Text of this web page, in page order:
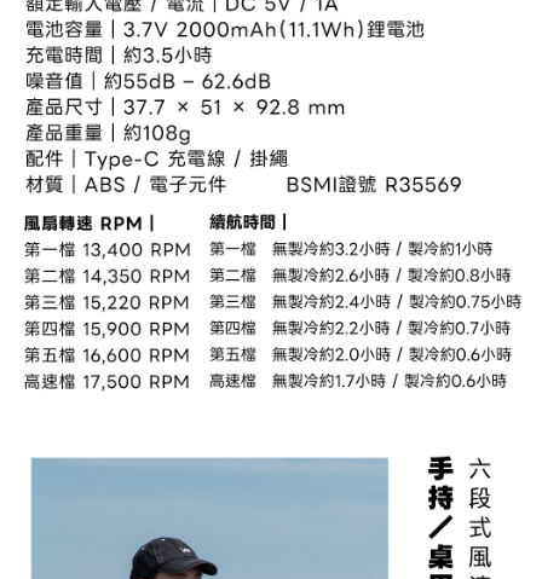
【注意事項】
１．透過由恩沛科技股份有限公司提供之「AFTEE先享後付」服務完成之交
易，需依本服務之必要範圍內提供個人資料，並將交易相關給付款項請求債
權轉讓予恩沛科技股份有限公司。
２．關於個人資料處理事宜，請瀏覽以下網址：
https://aftee.tw/terms/#terms3
３．未成年的使用者請事先徵得法定代理人或監護人之同意方可使用
「AFTEE先享後付」，若未經同意申辦者引起之損失，本公司不負相關責
任。
４．使用「AFTEE先享後付」時，將依據個別帳號之用戶狀況，依本公司即
時審查核予不同之上限額度；若仍有額度不足之情形，本公司將視審查結果
請求用戶進行身份認證。
５．嚴禁一人註冊多個帳號或使用他人資訊註冊。若發現惡意使用之情形，
恩沛科技股份有限公司將有權停止該用戶之使用額度並採取法律行動。
免運費
貨到付款
每筆NT$130，滿NT$3,000(含以上)免運費